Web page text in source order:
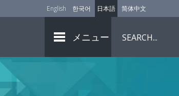
English 한국어 日本語 简体中文
メニュー